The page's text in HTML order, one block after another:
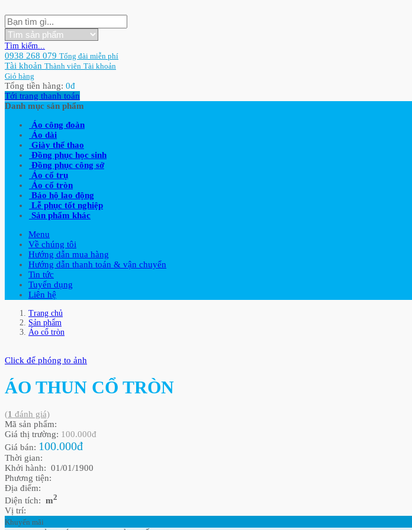
Tìm kiếm...
0938 268 079 Tổng đài miễn phí
Tài khoản Thành viên Tài khoản
Giỏ hàng
Tổng tiền hàng: 0đ
Tới trang thanh toán
Danh mục sản phẩm
Áo công đoàn
Áo dài
Giày thể thao
Đồng phục học sinh
Đồng phục công sở
Áo cổ trụ
Áo cổ tròn
Bảo hộ lao động
Lễ phục tốt nghiệp
Sản phẩm khác
Menu
Về chúng tôi
Hướng dẫn mua hàng
Hướng dẫn thanh toán & vận chuyển
Tin tức
Tuyển dụng
Liên hệ
Trang chủ
Sản phẩm
Áo cổ tròn
Click để phóng to ảnh
ÁO THUN CỔ TRÒN
(1 đánh giá)
Mã sản phẩm:
Giá thị trường: 100.000đ
Giá bán: 100.000đ
Thời gian:
Khởi hành: 01/01/1900
Phương tiện:
Địa điểm:
Diện tích: m2
Vị trí:
Khuyến mãi